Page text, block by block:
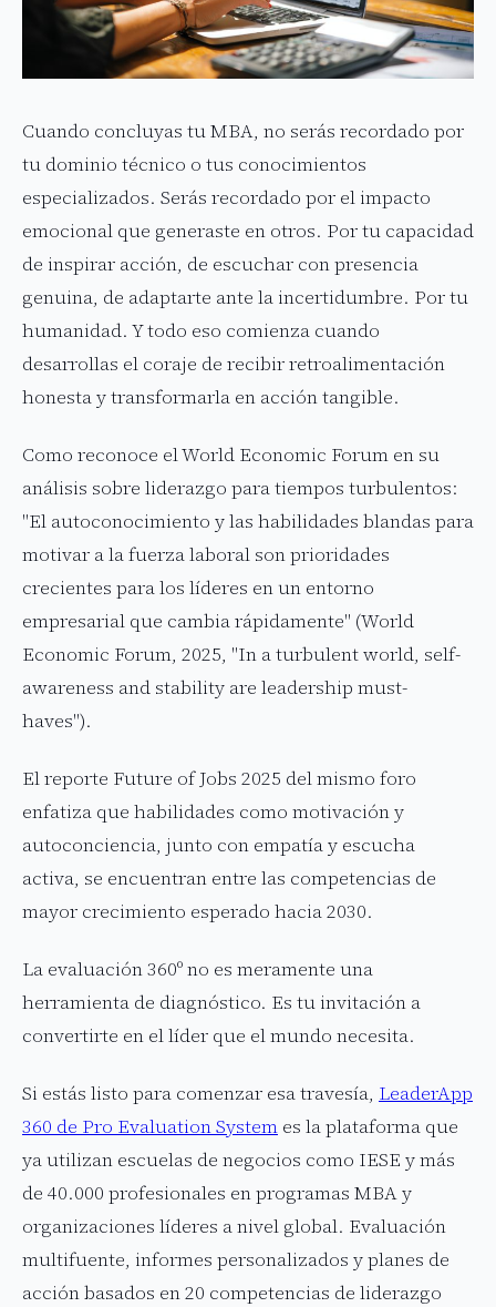
Cuando concluyas tu MBA, no serás recordado por
tu dominio técnico o tus conocimientos
especializados. Serás recordado por el impacto
emocional que generaste en otros. Por tu capacidad
de inspirar acción, de escuchar con presencia
genuina, de adaptarte ante la incertidumbre. Por tu
humanidad. Y todo eso comienza cuando
desarrollas el coraje de recibir retroalimentación
honesta y transformarla en acción tangible.
Como reconoce el World Economic Forum en su
análisis sobre liderazgo para tiempos turbulentos:
"El autoconocimiento y las habilidades blandas para
motivar a la fuerza laboral son prioridades
crecientes para los líderes en un entorno
empresarial que cambia rápidamente" (World
Economic Forum, 2025, "In a turbulent world, self-
awareness and stability are leadership must-
haves").
El reporte Future of Jobs 2025 del mismo foro
enfatiza que habilidades como motivación y
autoconciencia, junto con empatía y escucha
activa, se encuentran entre las competencias de
mayor crecimiento esperado hacia 2030.
La evaluación 360º no es meramente una
herramienta de diagnóstico. Es tu invitación a
convertirte en el líder que el mundo necesita.
Si estás listo para comenzar esa travesía, LeaderApp
360 de Pro Evaluation System es la plataforma que
ya utilizan escuelas de negocios como IESE y más
de 40.000 profesionales en programas MBA y
organizaciones líderes a nivel global. Evaluación
multifuente, informes personalizados y planes de
acción basados en 20 competencias de liderazgo